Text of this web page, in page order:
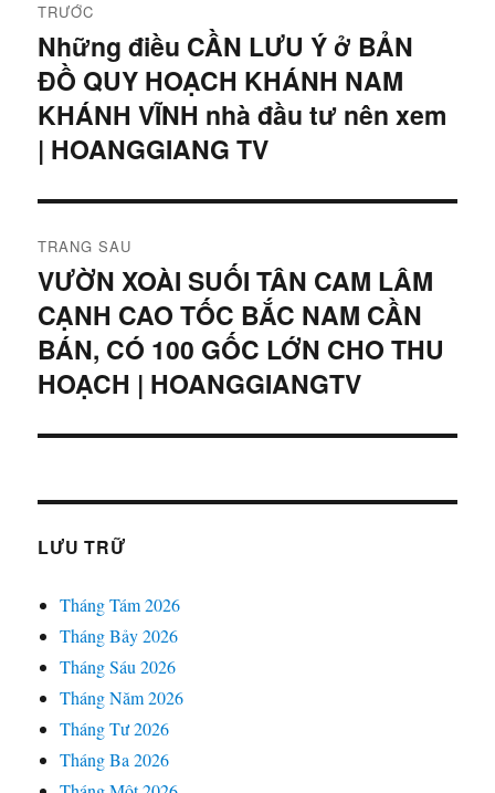
hướng
bài
viết
TRƯỚC
Bài
viết
trước:
Những điều CẦN LƯU Ý ở BẢN
ĐỒ QUY HOẠCH KHÁNH NAM
KHÁNH VĨNH nhà đầu tư nên xem
| HOANGGIANG TV
TRANG SAU
Bài
tiếp
theo:
VƯỜN XOÀI SUỐI TÂN CAM LÂM
CẠNH CAO TỐC BẮC NAM CẦN
BÁN, CÓ 100 GỐC LỚN CHO THU
HOẠCH | HOANGGIANGTV
LƯU TRỮ
Tháng Tám 2026
Tháng Bảy 2026
Tháng Sáu 2026
Tháng Năm 2026
Tháng Tư 2026
Tháng Ba 2026